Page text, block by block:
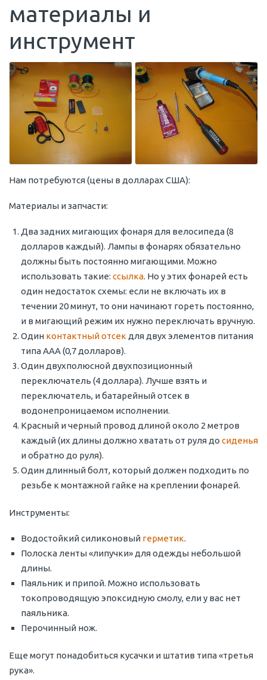
материалы и
инструмент
Нам потребуются (цены в долларах США):
Материалы и запчасти:
Два задних мигающих фонаря для велосипеда (8
долларов каждый). Лампы в фонарях обязательно
должны быть постоянно мигающими. Можно
использовать такие: ссылка. Но у этих фонарей есть
один недостаток схемы: если не включать их в
течении 20 минут, то они начинают гореть постоянно,
и в мигающий режим их нужно переключать вручную.
Один контактный отсек для двух элементов питания
типа ААА (0,7 долларов).
Один двухполюсной двухпозиционный
переключатель (4 доллара). Лучше взять и
переключатель, и батарейный отсек в
водонепроницаемом исполнении.
Красный и черный провод длиной около 2 метров
каждый (их длины должно хватать от руля до сиденья
и обратно до руля).
Один длинный болт, который должен подходить по
резьбе к монтажной гайке на креплении фонарей.
Инструменты:
Водостойкий силиконовый герметик.
Полоска ленты «липучки» для одежды небольшой
длины.
Паяльник и припой. Можно использовать
токопроводящую эпоксидную смолу, ели у вас нет
паяльника.
Перочинный нож.
Еще могут понадобиться кусачки и штатив типа «третья
рука».